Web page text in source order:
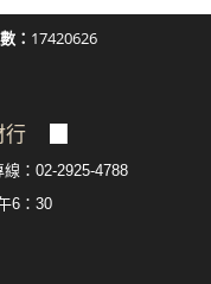
： 17420626
行
：02-2925-4788
6：30